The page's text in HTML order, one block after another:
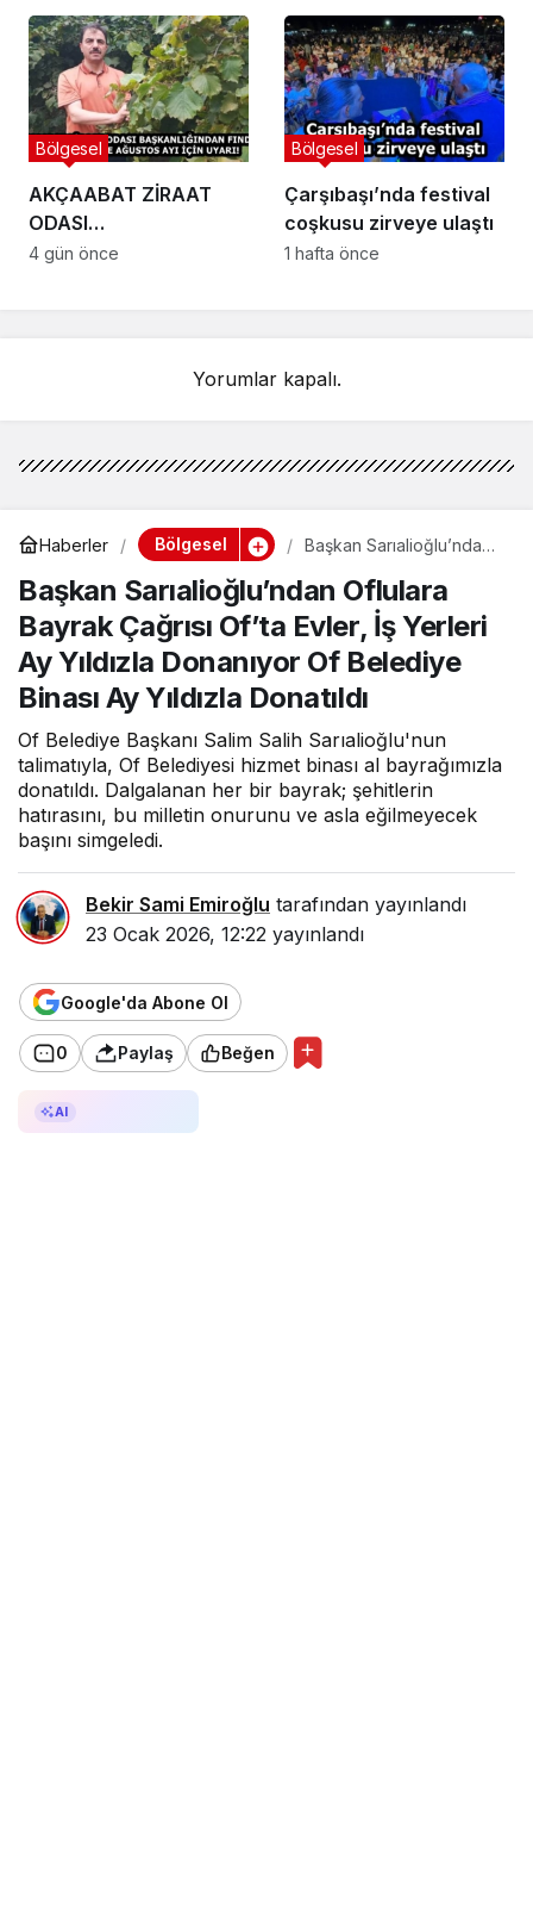
Devir Teslim
kapatılmasını
değerlendirdi:
AKÇAABAT ZİRAAT
ODASI
BAŞKANLIĞINDAN
Bölgesel
4 gün önce
Çarşıbaşı’nda festival
coşkusu zirveye ulaştı
Bölgesel
1 hafta önce
Yorumlar kapalı.
Haberler Bölgesel
Başkan Sarıalioğlu’ndan
Of’ta Evler, İş Yerleri Ay
Yıldızla Donanıyor Of
Belediye Binası Ay
Yıldızla Donatıldı
Başkan Sarıalioğlu’ndan Oflulara
Bayrak Çağrısı Of’ta Evler, İş Yerleri
Ay Yıldızla Donanıyor Of Belediye
Binası Ay Yıldızla Donatıldı
Of Belediye Başkanı Salim Salih Sarıalioğlu'nun
talimatıyla, Of Belediyesi hizmet binası al bayrağımızla
donatıldı. Dalgalanan her bir bayrak; şehitlerin
hatırasını, bu milletin onurunu ve asla eğilmeyecek
başını simgeledi.
Bekir Sami Emiroğlu tarafından yayınlandı
23 Ocak 2026, 12:22 yayınlandı
Google'da Abone Ol
0 Paylaş Beğen
AI